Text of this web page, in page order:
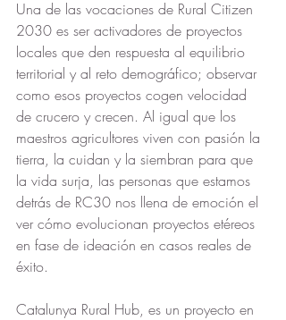
Una de las vocaciones de Rural Citizen
2030 es ser activadores de proyectos
locales que den respuesta al equilibrio
territorial y al reto demográfico; observar
como esos proyectos cogen velocidad
de crucero y crecen. Al igual que los
maestros agricultores viven con pasión la
tierra, la cuidan y la siembran para que
la vida surja, las personas que estamos
detrás de RC30 nos llena de emoción el
ver cómo evolucionan proyectos etéreos
en fase de ideación en casos reales de
éxito.
Catalunya Rural Hub, es un proyecto en